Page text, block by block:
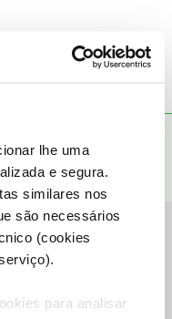
lhe uma
e segura.
similares nos
são necessários
(cookies
para analisar
bem-vinda ao Fórum
se a dificuldade se